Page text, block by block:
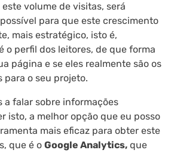
volume de visitas, será
para que este crescimento
mais estratégico, isto é,
o perfil dos leitores, de que forma
página e se eles realmente são os
para o seu projeto.
a falar sobre informações
isto, a melhor opção que eu posso
mais eficaz para obter este
que é o Google Analytics, que